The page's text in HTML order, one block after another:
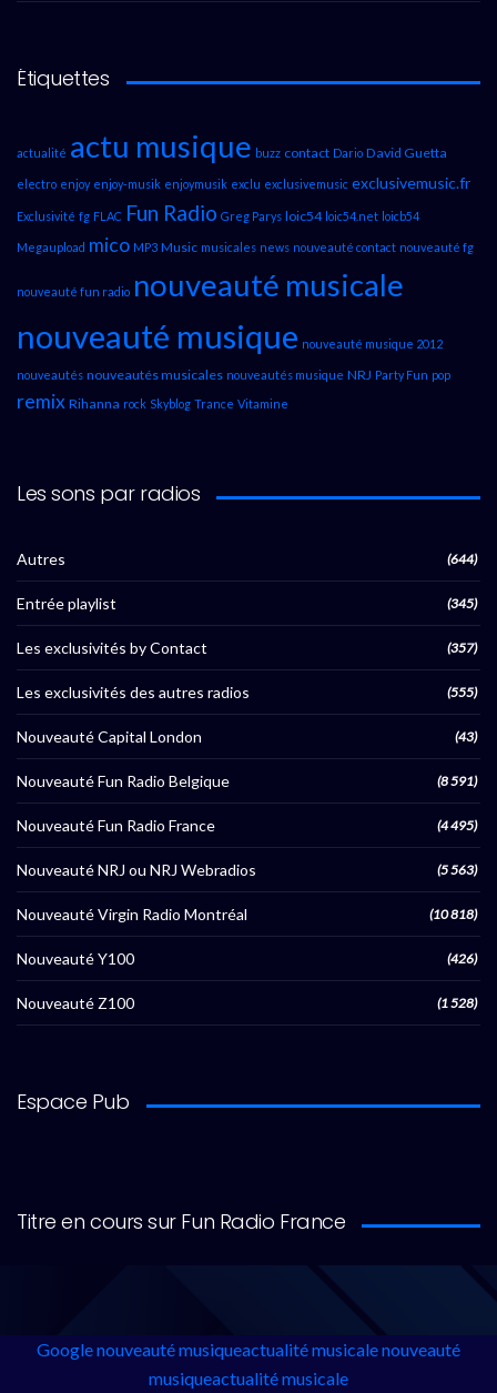
Étiquettes
actualité actu musique buzz contact Dario David Guetta
electro enjoy enjoy-musik enjoymusik exclu exclusivemusic exclusivemusic.fr
Exclusivité fg FLAC Fun Radio Greg Parys loic54 loic54.net loicb54
Megaupload mico MP3 Music musicales news nouveauté contact nouveauté fg
nouveauté fun radio nouveauté musicale
nouveauté musique nouveauté musique 2012
nouveautés nouveautés musicales nouveautés musique NRJ Party Fun pop
remix Rihanna rock Skyblog Trance Vitamine
Les sons par radios
Autres (644)
Entrée playlist (345)
Les exclusivités by Contact (357)
Les exclusivités des autres radios (555)
Nouveauté Capital London (43)
Nouveauté Fun Radio Belgique (8 591)
Nouveauté Fun Radio France (4 495)
Nouveauté NRJ ou NRJ Webradios (5 563)
Nouveauté Virgin Radio Montréal (10 818)
Nouveauté Y100 (426)
Nouveauté Z100 (1 528)
Espace Pub
Titre en cours sur Fun Radio France
Googlenouveauté musiqueactualité musicalenouveauté
musiqueactualité musicale